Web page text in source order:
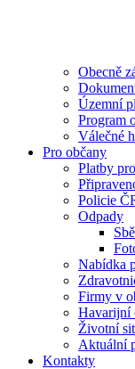
Obecně
Územní
Program
Válečné
Pro občany
Platby
Policie
Odpady
Nabídka
Firmy v
Havarijní
Životní
Aktuální
Kontakty